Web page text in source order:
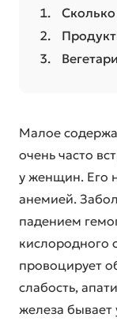
Малое
очень часто
у женщин. Его
анемией.
падением
кислородного
провоцирует
слабость,
железа